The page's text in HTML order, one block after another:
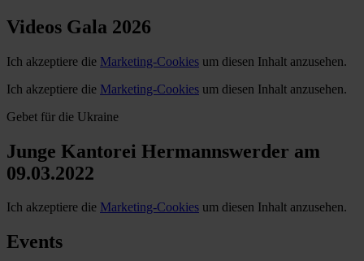
Videos Gala 2026
Ich akzeptiere die Marketing-Cookies um diesen Inhalt anzusehen.
Ich akzeptiere die Marketing-Cookies um diesen Inhalt anzusehen.
Gebet für die Ukraine
Junge Kantorei Hermannswerder am
09.03.2022
Ich akzeptiere die Marketing-Cookies um diesen Inhalt anzusehen.
Events